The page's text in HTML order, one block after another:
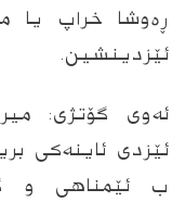
ڕەوشا خراپ یا
ئێزدینشین.
ئەوی گۆتژی:
ئێزدی ئاینەکی
ب ئێمناهی و